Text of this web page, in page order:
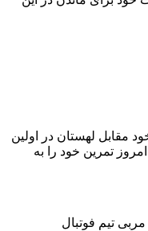
هلند یک روز پس از برتری ۲-۱ خود مقابل لهستان در اولین
در مرحله گروهی یورو ۲۰۲۴، امروز تمرین خود را به